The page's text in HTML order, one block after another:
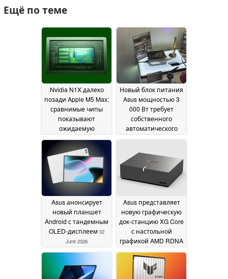
Ещё по теме
Nvidia N1X далеко
позади Apple M5 Max:
сравнимые чипы
показывают
ожидаемую
03 June 2026
Новый блок питания
Asus мощностью 3
000 Вт требует
собственного
автоматического
June 2026
Asus анонсирует
новый планшет
Android с тандемным
OLED-дисплеем 02
June 2026
Asus представляет
новую графическую
док-станцию XG Core
с настольной
графикой AMD RDNA
02 June 2026